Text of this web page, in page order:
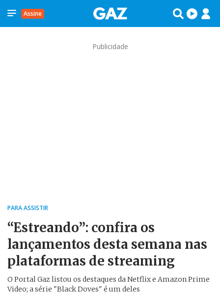
Assine
Publicidade
PARA ASSISTIR
“Estreando”: confira os
lançamentos desta semana nas
plataformas de streaming
O Portal Gaz listou os destaques da Netflix e Amazon Prime
Video; a série "Black Doves" é um deles